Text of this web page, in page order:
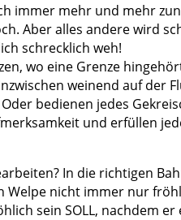
immer mehr und mehr
Aber alles andere wird
schrecklich weh!
wo eine Grenze
weinend auf der
bedienen jedes
und erfüllen
In die richtigen
Welpe nicht immer nur
sein SOLL, nachdem er